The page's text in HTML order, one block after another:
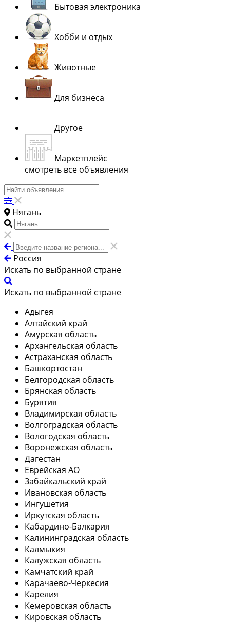
Бытовая электроника
Хобби и отдых
Животные
Для бизнеса
Другое
Маркетплейс
смотреть все объявления
Нягань
Россия
Искать по выбранной стране
Искать по выбранной стране
Адыгея
Алтайский край
Амурская область
Архангельская область
Астраханская область
Башкортостан
Белгородская область
Брянская область
Бурятия
Владимирская область
Волгоградская область
Вологодская область
Воронежская область
Дагестан
Еврейская АО
Забайкальский край
Ивановская область
Ингушетия
Иркутская область
Кабардино-Балкария
Калининградская область
Калмыкия
Калужская область
Камчатский край
Карачаево-Черкесия
Карелия
Кемеровская область
Кировская область